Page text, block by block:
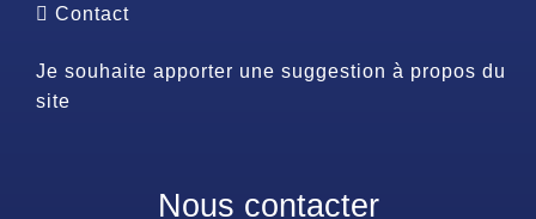
Contact
Je souhaite apporter une suggestion à propos du
site
Nous contacter